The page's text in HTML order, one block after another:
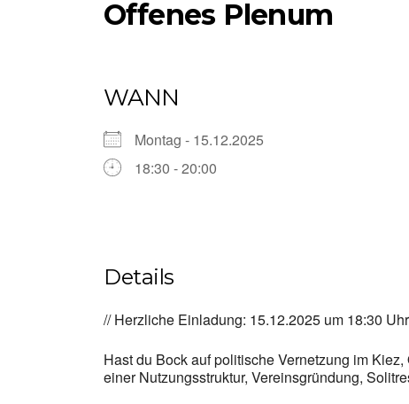
Offenes Plenum
WANN
Montag - 15.12.2025
18:30 - 20:00
Details
// Herzliche Einladung: 15.12.2025 um 18:30
Hast du Bock auf politische Vernetzung im
einer Nutzungsstruktur, Vereinsgründung,